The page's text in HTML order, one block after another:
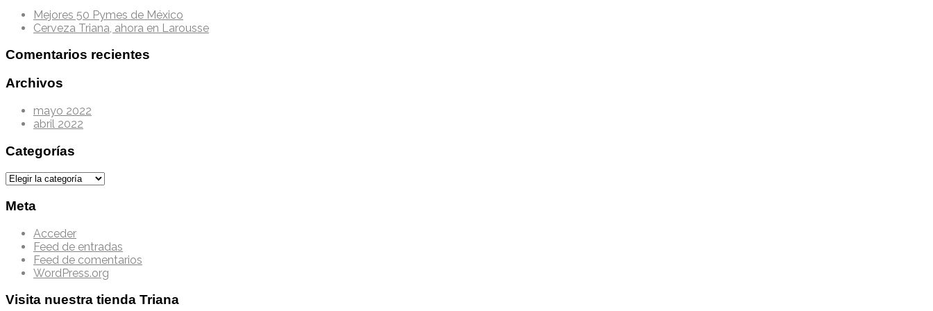
Mejores 50 Pymes de México
Cerveza Triana, ahora en Larousse
Comentarios recientes
Archivos
mayo 2022
abril 2022
Categorías
Categorías
Meta
Acceder
Feed de entradas
Feed de comentarios
WordPress.org
Visita nuestra tienda Triana